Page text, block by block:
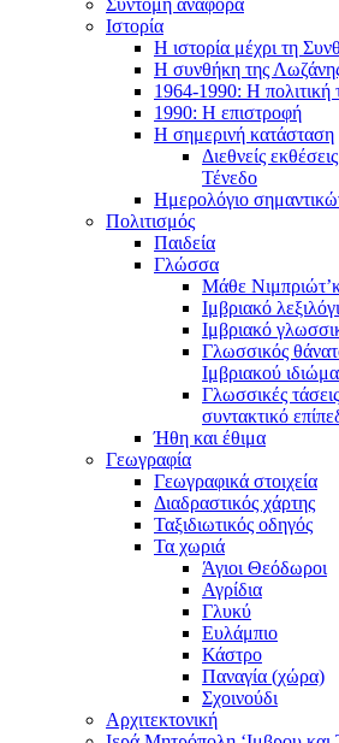
Σύντομη αναφορά
Ιστορία
Η ιστορία μέχρι τη
Η συνθήκη της
1964-1990: Η πολιτική
1990: Η επιστροφή
Η σημερινή κατάσταση
Διεθνείς
Τένεδο
Ημερολόγιο
Πολιτισμός
Παιδεία
Γλώσσα
Μάθε
Ιμβριακό
Ιμβριακό
Γλωσσικός
Ιμβριακού
Γλωσσικές
συντακτικό
Ήθη και έθιμα
Γεωγραφία
Γεωγραφικά στοιχεία
Διαδραστικός χάρτης
Ταξιδιωτικός οδηγός
Τα χωριά
Άγιοι Θεόδωροι
Αγρίδια
Γλυκύ
Ευλάμπιο
Κάστρο
Παναγία (χώρα)
Σχοινούδι
Αρχιτεκτονική